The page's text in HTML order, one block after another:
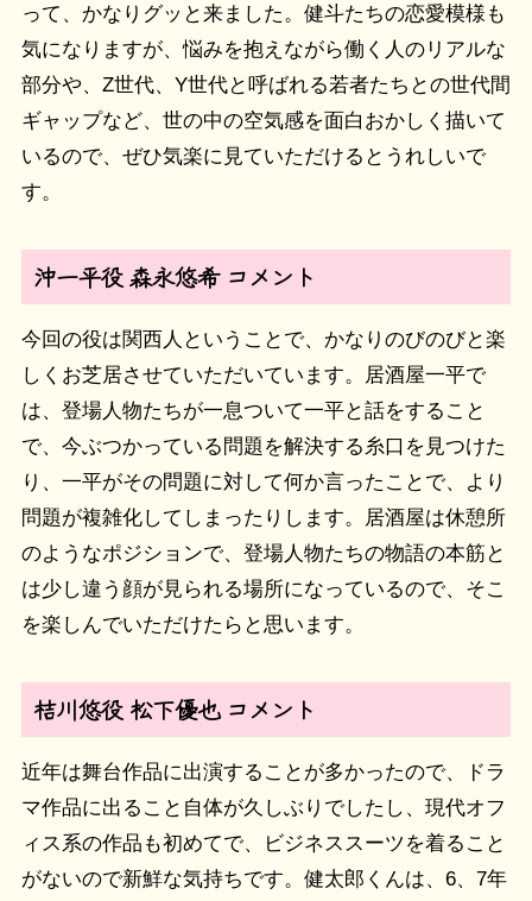
って、かなりグッと来ました。健斗たちの恋愛模様も
気になりますが、悩みを抱えながら働く人のリアルな
部分や、Z世代、Y世代と呼ばれる若者たちとの世代間
ギャップなど、世の中の空気感を面白おかしく描いて
いるので、ぜひ気楽に見ていただけるとうれしいで
す。
沖一平役 森永悠希 コメント
今回の役は関西人ということで、かなりのびのびと楽
しくお芝居させていただいています。居酒屋一平で
は、登場人物たちが一息ついて一平と話をすること
で、今ぶつかっている問題を解決する糸口を見つけた
り、一平がその問題に対して何か言ったことで、より
問題が複雑化してしまったりします。居酒屋は休憩所
のようなポジションで、登場人物たちの物語の本筋と
は少し違う顔が見られる場所になっているので、そこ
を楽しんでいただけたらと思います。
桔川悠役 松下優也 コメント
近年は舞台作品に出演することが多かったので、ドラ
マ作品に出ること自体が久しぶりでしたし、現代オフ
ィス系の作品も初めてで、ビジネススーツを着ること
がないので新鮮な気持ちです。健太郎くんは、6、7年